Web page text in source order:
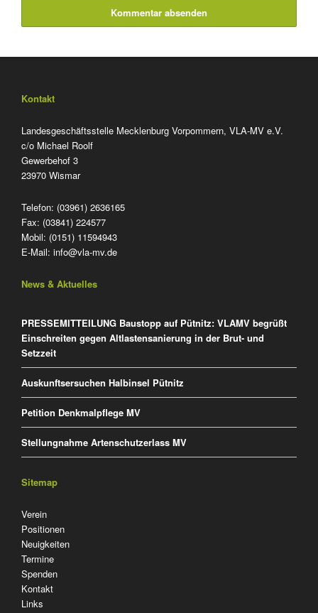
Kommentar absenden
Kontakt
Landesgeschäftsstelle Mecklenburg Vorpommern, VLA-MV e.V.
c/o Michael Roolf
Gewerbehof 3
23970 Wismar
Telefon: (03961) 2636165
Fax: (03841) 224577
Mobil: (0151) 11594943
E-Mail: info@vla-mv.de
News & Aktuelles
PRESSEMITTEILUNG Baustopp auf Pütnitz: VLAMV begrüßt
Einschreiten gegen Altlastensanierung in der Brut- und
Setzzeit
Auskunftsersuchen Halbinsel Pütnitz
Petition Denkmalpflege MV
Stellungnahme Artenschutzerlass MV
Sitemap
Navigation
überspringen
Verein
Positionen
Neuigkeiten
Termine
Spenden
Kontakt
Links